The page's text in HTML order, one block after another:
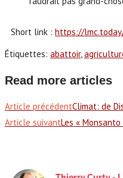
Short link : https://
Étiquettes: abattoir,
Read more articles
Article précédentClimat: de
Article suivantLes «